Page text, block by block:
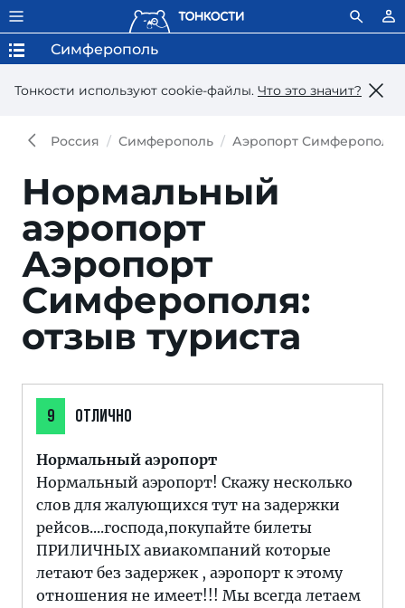
Тонкости используют сookie-файлы. Что это значит?
Симферополь
Россия Симферополь Аэропорт Симферополя
Нормальный
аэропорт
Аэропорт
Симферополя:
отзыв туриста
9 ОТЛИЧНО
Нормальный аэропорт
Нормальный аэропорт! Скажу несколько
слов для жалующихся тут на задержки
рейсов....господа,покупайте билеты
ПРИЛИЧНЫХ авиакомпаний которые
летают без задержек , аэропорт к этому
отношения не имеет!!! Мы всегда летаем